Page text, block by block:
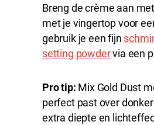
Breng de crème aan
met je vingertop voor
gebruik je een fijn
setting powdervia een
Pro tip: Mix Gold Dust
perfect past over
extra diepte en